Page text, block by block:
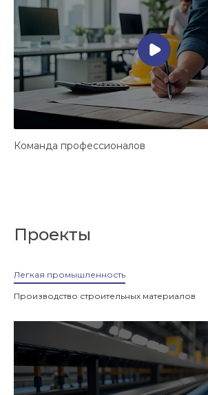
Команда профессионалов
Проекты
Легкая промышленность
Производство строительных материалов